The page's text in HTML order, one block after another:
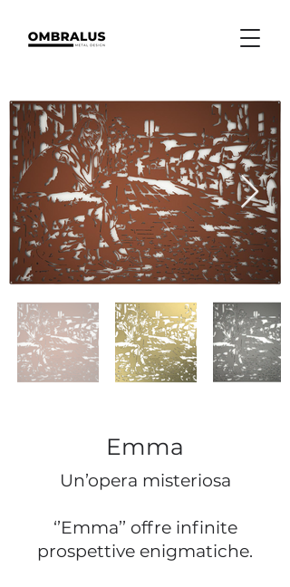
Emma
Un’opera misteriosa
‘’Emma’’ offre infinite
prospettive enigmatiche.